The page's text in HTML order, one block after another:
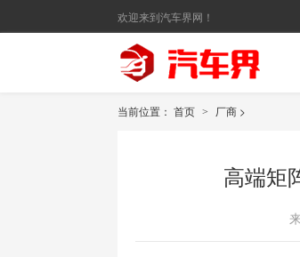
欢迎来到汽车界网！
当前位置： 首页 > 厂商 >
高端矩